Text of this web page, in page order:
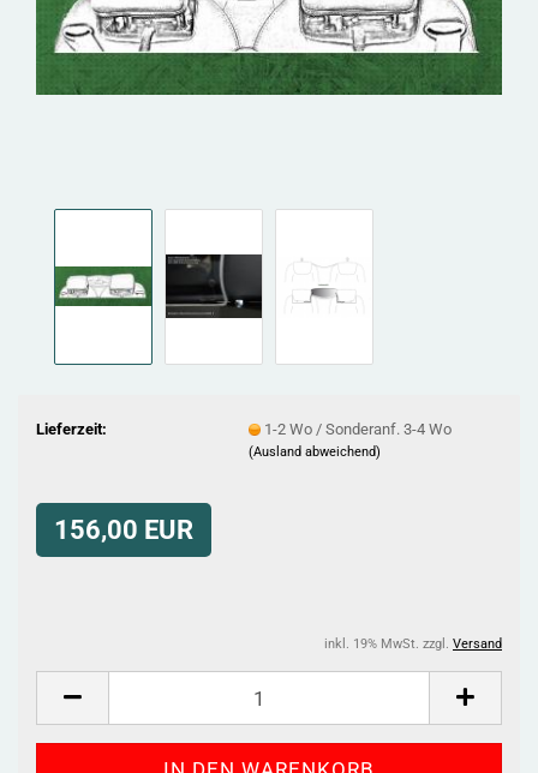
Lieferzeit: 1-2 Wo / Sonderanf. 3-4 Wo
(Ausland abweichend)
156,00 EUR
inkl. 19% MwSt. zzgl. Versand